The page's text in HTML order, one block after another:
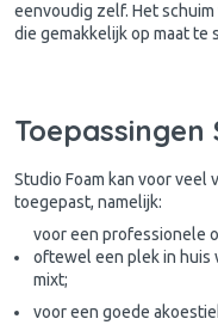
eenvoudig zelf. Het
die gemakkelijk op maat te
Toepassingen
Studio Foam kan voor
toegepast, namelijk:
voor een professionele
oftewel een plek in huis
mixt;
voor een goede